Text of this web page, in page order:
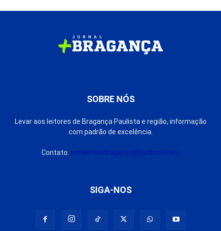
SOBRE NÓS
Levar aos leitores de Bragança Paulista e região, informação
com padrão de excelência.
Contato: jornalmaisbraganca@outlook.com
SIGA-NOS